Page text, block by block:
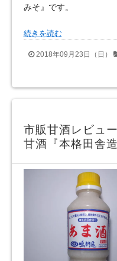
みそ』です。
続きを読む
2018年09月23日（日）
市販甘酒レビュ
甘酒『本格田舎